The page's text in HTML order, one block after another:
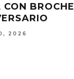
BROCHE
2026